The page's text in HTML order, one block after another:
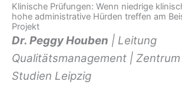
Klinische Prüfungen: Wenn niedrige
hohe administrative Hürden treffen am
Projekt
Dr. Peggy Houben | Leitung
Qualitätsmanagement |
Studien Leipzig